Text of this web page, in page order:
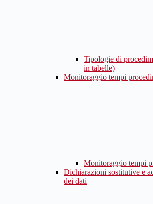
Tipologie di
in tabelle)
Monitoraggio tempi
Monitoraggio tempi
Dichiarazioni sostitutive e
dei dati